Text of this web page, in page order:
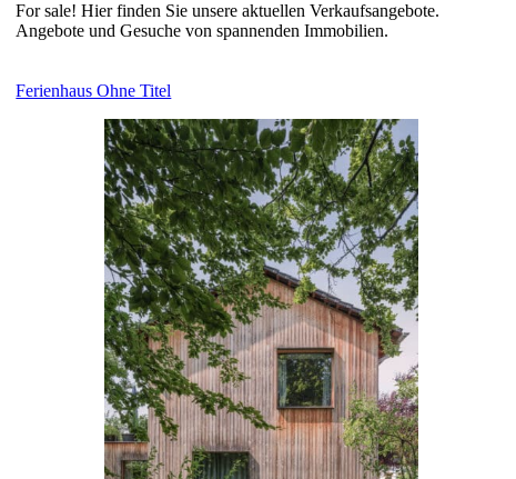
For sale! Hier finden Sie unsere aktu­ellen Ver­kaufs­an­gebote.
Angebote und Gesuche von span­nenden Immo­bilien.
Feri­enhaus Ohne Titel